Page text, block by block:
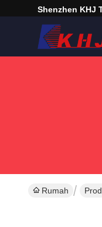
Shenzhen KHJ
Rumah